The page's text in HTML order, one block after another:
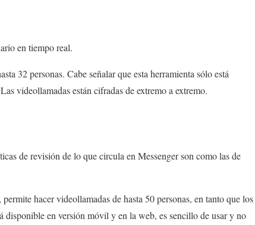
en tiempo real.
32 personas. Cabe señalar que esta herramienta sólo está
videollamadas están cifradas de extremo a extremo.
de revisión de lo que circula en Messenger son como las de
hacer videollamadas de hasta 50 personas, en tanto que los
disponible en versión móvil y en la web, es sencillo de usar y no